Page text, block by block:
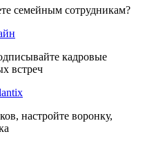
семейным сотрудникам?
кадровые
встреч
настройте воронку,